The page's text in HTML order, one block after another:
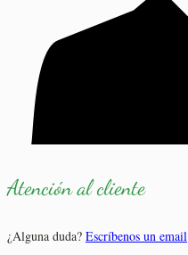
Atención al cliente
¿Alguna duda? Escríbenos un email